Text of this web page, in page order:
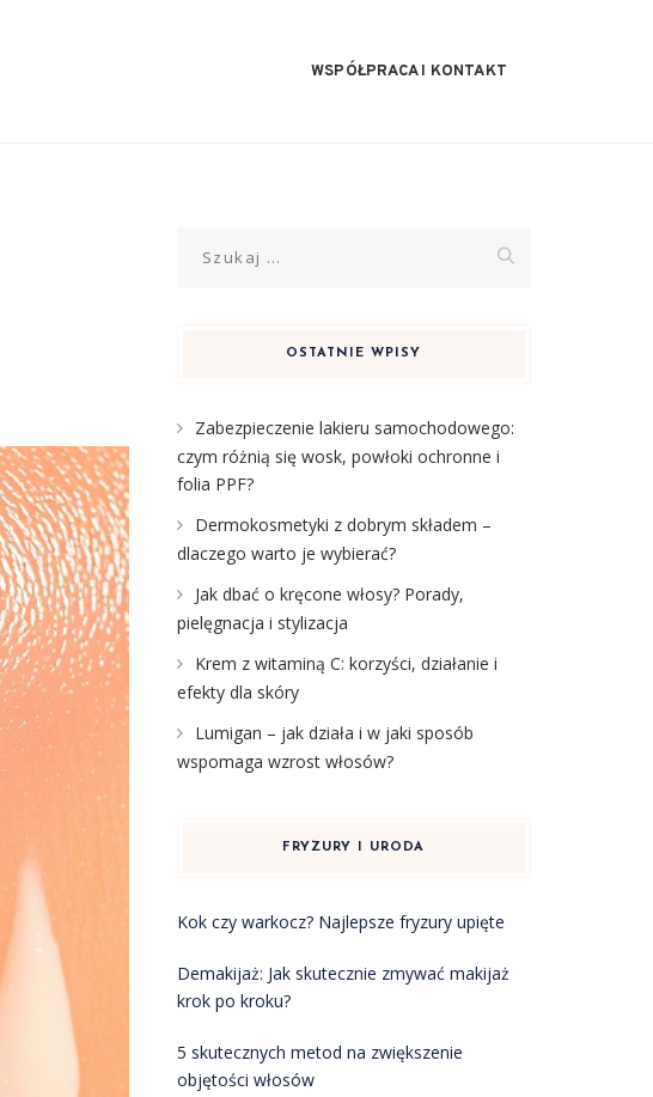
WSPÓŁPRACA I KONTAKT
OSTATNIE WPISY
Zabezpieczenie lakieru samochodowego:
czym różnią się wosk, powłoki ochronne i
folia PPF?
Dermokosmetyki z dobrym składem –
dlaczego warto je wybierać?
Jak dbać o kręcone włosy? Porady,
pielęgnacja i stylizacja
Krem z witaminą C: korzyści, działanie i
efekty dla skóry
Lumigan – jak działa i w jaki sposób
wspomaga wzrost włosów?
FRYZURY I URODA
Kok czy warkocz? Najlepsze fryzury upięte
Demakijaż: Jak skutecznie zmywać makijaż
krok po kroku?
5 skutecznych metod na zwiększenie
objętości włosów